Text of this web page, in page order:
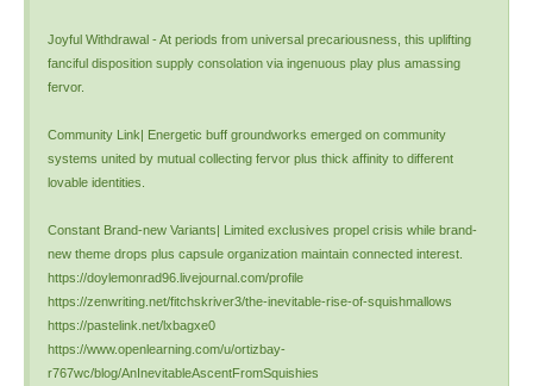
Joyful Withdrawal - At periods from universal precariousness, this uplifting
fanciful disposition supply consolation via ingenuous play plus amassing
fervor.
Community Link| Energetic buff groundworks emerged on community
systems united by mutual collecting fervor plus thick affinity to different
lovable identities.
Constant Brand-new Variants| Limited exclusives propel crisis while brand-
new theme drops plus capsule organization maintain connected interest.
https://doylemonrad96.livejournal.com/profile
https://zenwriting.net/fitchskriver3/the-inevitable-rise-of-squishmallows
https://pastelink.net/lxbagxe0
https://www.openlearning.com/u/ortizbay-
r767wc/blog/AnInevitableAscentFromSquishies